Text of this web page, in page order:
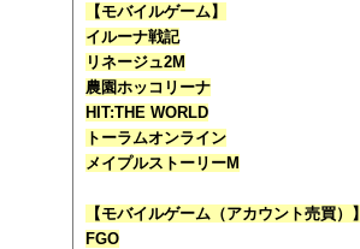
【モバイルゲーム】
イルーナ戦記
リネージュ2M
農園ホッコリーナ
HIT:THE WORLD
トーラムオンライン
メイプルストーリーM
【モバイルゲーム（アカウント売買）】
FGO